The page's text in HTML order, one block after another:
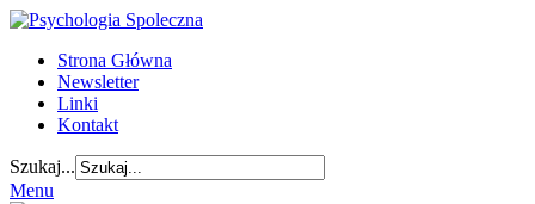
Strona Główna
Newsletter
Linki
Kontakt
Szukaj...
Menu